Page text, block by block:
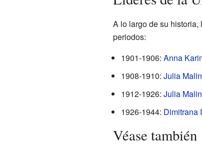
A lo largo de su
periodos:
1901-1906: Anna
1908-1910: Julia
1912-1926: Julia
1926-1944: Dimitrana
Véase también